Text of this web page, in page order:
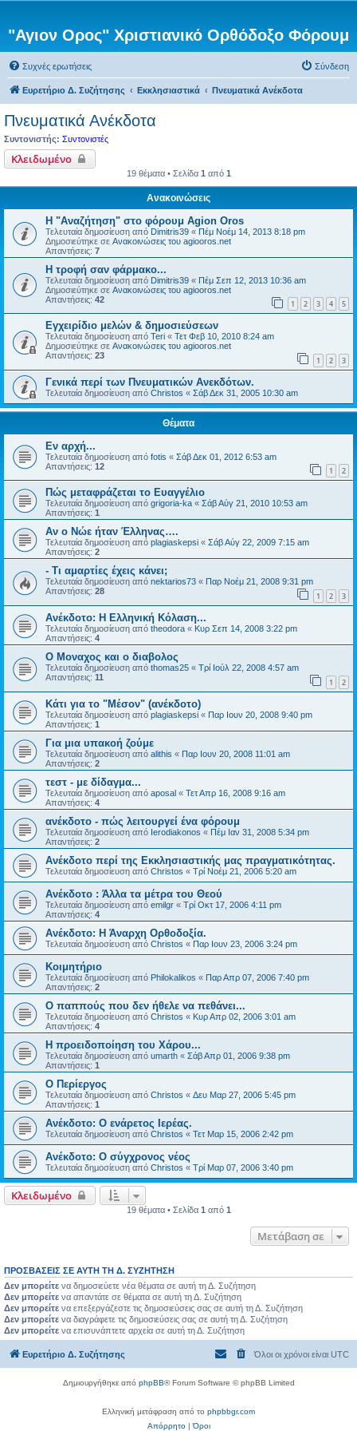
"Αγιον Ορος" Χριστιανικό Ορθόδοξο Φόρουμ
Συχνές ερωτήσεις Σύνδεση
Ευρετήριο Δ. Συζήτησης Εκκλησιαστικά Πνευματικά Ανέκδοτα
Πνευματικά Ανέκδοτα
Συντονιστής: Συντονιστές
Κλειδωμένο
19 θέματα • Σελίδα 1 από 1
Ανακοινώσεις
Η "Αναζήτηση" στο φόρουμ Agion Oros
Τελευταία δημοσίευση από Dimitris39 « Πέμ Νοέμ 14, 2013 8:18 pm
Δημοσιεύτηκε σε Ανακοινώσεις του agiooros.net
Απαντήσεις: 7
H τροφή σαν φάρμακο...
Τελευταία δημοσίευση από Dimitris39 « Πέμ Σεπ 12, 2013 10:36 am
Δημοσιεύτηκε σε Ανακοινώσεις του agiooros.net
Απαντήσεις: 42 1 2 3 4 5
Εγχειρίδιο μελών & δημοσιεύσεων
Τελευταία δημοσίευση από Teri « Τετ Φεβ 10, 2010 8:24 am
Δημοσιεύτηκε σε Ανακοινώσεις του agiooros.net
Απαντήσεις: 23 1 2 3
Γενικά περί των Πνευματικών Ανεκδότων.
Τελευταία δημοσίευση από Christos « Σάβ Δεκ 31, 2005 10:30 am
Θέματα
Εν αρχή...
Τελευταία δημοσίευση από fotis « Σάβ Δεκ 01, 2012 6:53 am
Απαντήσεις: 12 1 2
Πώς μεταφράζεται το Ευαγγέλιο
Τελευταία δημοσίευση από grigoria-ka « Σάβ Αύγ 21, 2010 10:53 am
Απαντήσεις: 1
Aν ο Νώε ήταν Έλληνας….
Τελευταία δημοσίευση από plagiaskepsi « Σάβ Αύγ 22, 2009 7:15 am
Απαντήσεις: 2
- Τι αμαρτίες έχεις κάνει;
Τελευταία δημοσίευση από nektarios73 « Παρ Νοέμ 21, 2008 9:31 pm
Απαντήσεις: 28 1 2 3
Ανέκδοτο: Η Ελληνική Κόλαση...
Τελευταία δημοσίευση από theodora « Κυρ Σεπ 14, 2008 3:22 pm
Απαντήσεις: 4
Ο Μοναχος και ο διαβολος
Τελευταία δημοσίευση από thomas25 « Τρί Ιούλ 22, 2008 4:57 am
Απαντήσεις: 11 1 2
Κάτι για το "Μέσον" (ανέκδοτο)
Τελευταία δημοσίευση από plagiaskepsi « Παρ Ιουν 20, 2008 9:40 pm
Απαντήσεις: 1
Για μια υπακοή ζούμε
Τελευταία δημοσίευση από alithis « Παρ Ιουν 20, 2008 11:01 am
Απαντήσεις: 2
τεστ - με δίδαγμα...
Τελευταία δημοσίευση από aposal « Τετ Απρ 16, 2008 9:16 am
Απαντήσεις: 4
ανέκδοτο - πώς λειτουργεί ένα φόρουμ
Τελευταία δημοσίευση από Ierodiakonos « Πέμ Ιαν 31, 2008 5:34 pm
Απαντήσεις: 2
Ανέκδοτο περί της Εκκλησιαστικής μας πραγματικότητας.
Τελευταία δημοσίευση από Christos « Τρί Νοέμ 21, 2006 5:20 am
Ανέκδοτο : Άλλα τα μέτρα του Θεού
Τελευταία δημοσίευση από emilgr « Τρί Οκτ 17, 2006 4:11 pm
Απαντήσεις: 4
Ανέκδοτο: Η Άναρχη Ορθοδοξία.
Τελευταία δημοσίευση από Christos « Παρ Ιουν 23, 2006 3:24 pm
Κοιμητήριο
Τελευταία δημοσίευση από Philokalikos « Παρ Απρ 07, 2006 7:40 pm
Απαντήσεις: 2
Ο παππούς που δεν ήθελε να πεθάνει...
Τελευταία δημοσίευση από Christos « Κυρ Απρ 02, 2006 3:01 am
Απαντήσεις: 4
Η προειδοποίηση του Χάρου...
Τελευταία δημοσίευση από umarth « Σάβ Απρ 01, 2006 9:38 pm
Απαντήσεις: 1
Ο Περίεργος
Τελευταία δημοσίευση από Christos « Δευ Μαρ 27, 2006 5:45 pm
Απαντήσεις: 1
Ανέκδοτο: Ο ενάρετος Ιερέας.
Τελευταία δημοσίευση από Christos « Τετ Μαρ 15, 2006 2:42 pm
Ανέκδοτο: Ο σύγχρονος νέος
Τελευταία δημοσίευση από Christos « Τρί Μαρ 07, 2006 3:40 pm
Κλειδωμένο
19 θέματα • Σελίδα 1 από 1
Μετάβαση σε
ΠΡΟΣΒΆΣΕΙΣ ΣΕ ΑΥΤΉ ΤΗ Δ. ΣΥΖΉΤΗΣΗ
Δεν μπορείτε να δημοσιεύετε νέα θέματα σε αυτή τη Δ. Συζήτηση
Δεν μπορείτε να απαντάτε σε θέματα σε αυτή τη Δ. Συζήτηση
Δεν μπορείτε να επεξεργάζεστε τις δημοσιεύσεις σας σε αυτή τη Δ. Συζήτηση
Δεν μπορείτε να διαγράφετε τις δημοσιεύσεις σας σε αυτή τη Δ. Συζήτηση
Δεν μπορείτε να επισυνάπτετε αρχεία σε αυτή τη Δ. Συζήτηση
Ευρετήριο Δ. Συζήτησης Όλοι οι χρόνοι είναι UTC
Δημιουργήθηκε από phpBB® Forum Software © phpBB Limited
Ελληνική μετάφραση από το phpbbgr.com
Απόρρητο|Όροι